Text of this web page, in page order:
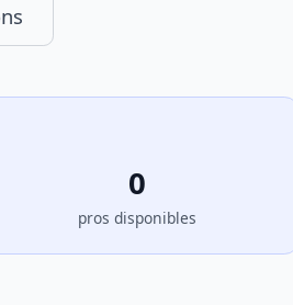
0
pros disponibles